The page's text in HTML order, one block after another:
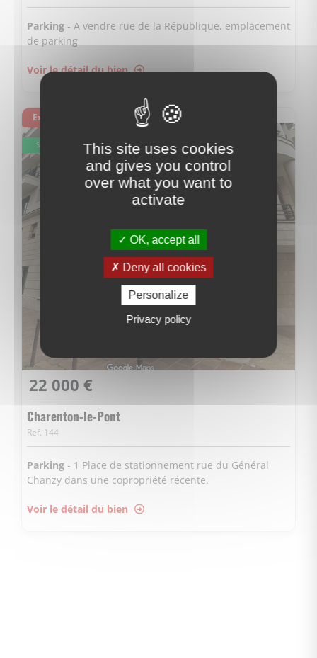
Parking- A vendre rue de la République, emplacement
de parking
Voir le détail du bien
Exclusivité
Sous offre
Charenton-le-Pont
Ref. 144
Parking- 1 Place de stationnement rue du Général
Chanzy dans une copropriété récente.
Voir le détail du bien
22 000 €
This site uses cookies
and gives you control
over what you want to
activate
OK, accept all
Deny all cookies
Personalize
Privacy policy